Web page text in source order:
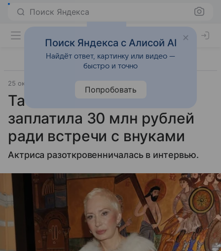
Поиск Яндекса
25 октября 2021
Татьяна Васильева
заплатила 30 млн рублей
ради встречи с внуками
Актриса разоткровенничалась в интервью.
Поиск Яндекса с Алисой AI
Найдёт ответ, картинку или видео —
быстро и точно
Попробовать